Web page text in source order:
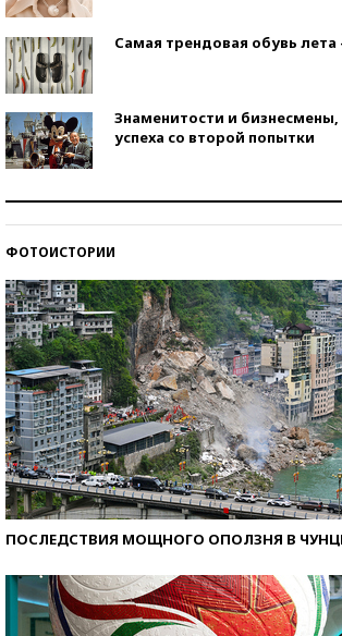
Самая трендовая обувь лета
Знаменитости и
успеха со второй попытки
ФОТОИСТОРИИ
ПОСЛЕДСТВИЯ МОЩНОГО ОПОЛЗНЯ В